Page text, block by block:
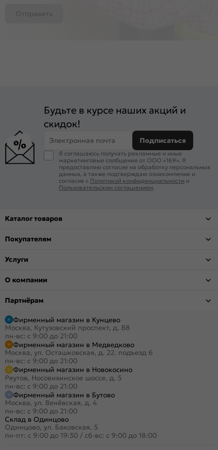
Отправить
Будьте в курсе наших акций и
скидок!
Электронная почта Подписаться
Я соглашаюсь получать рекламные и иные
маркетинговые сообщения от ООО «169». Я
предоставляю согласие на обработку персональных
данных, а также подтверждаю ознакомление и
согласие с Политикой конфиденциальности и
Пользовательским соглашением.
Каталог товаров
Покупателям
Услуги
О компании
Партнёрам
Фирменный магазин в Кунцево
Москва, Кутузовский проспект, д. 88
пн-вс: с 9:00 до 21:00
Фирменный магазин в Медведково
Москва, ул. Осташковская, д. 22, подъезд 6
пн-вс: с 9:00 до 21:00
Фирменный магазин в Новокосино
Реутов, Носовихинское шоссе, д. 5
пн-вс: с 9:00 до 21:00
Фирменный магазин в Бутово
Москва, ул. Венёвская, д. 4
пн-вс: с 9:00 до 21:00
Склад в Одинцово
Одинцово, ул. Баковская, 5
пн-пт: с 9:00 до 19:30 / сб-вс: с 9:00 до 18:00